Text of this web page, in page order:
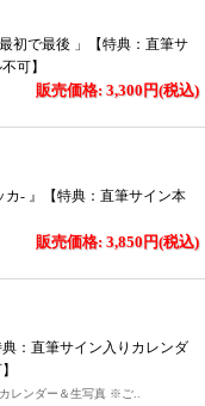
初で最後 」【特典：直筆サ
可】
販売価格: 3,300円(税込)
カ- 』【特典：直筆サイン本
販売価格: 3,850円(税込)
：直筆サイン入りカレンダ
レンダー＆生写真 ※ご..